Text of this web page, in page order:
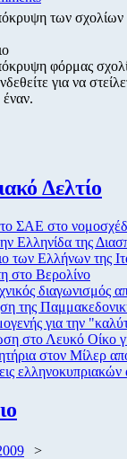
των σχολίων
φόρμας
για να
έναν.
Δελτίο
ΣΑΕ στο
Ελληνίδα της
των Ελλήνων της
στο Βερολίνο
διαγωνισμός
της
για την
στο Λευκό Οίκο
στον Μίλερ
ελληνοκυπριακών
>